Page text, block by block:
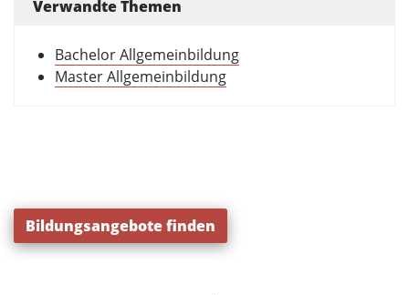
Verwandte Themen
Bachelor Allgemeinbildung
Master Allgemeinbildung
Bildungsangebote finden